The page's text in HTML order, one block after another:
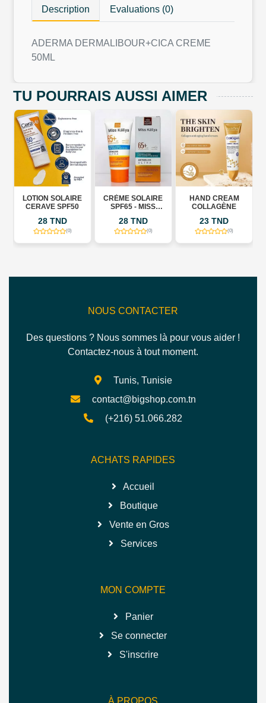
Description Evaluations (0)
ADERMA DERMALIBOUR+CICA CREME
50ML
TU POURRAIS AUSSI AIMER
LOTION SOLAIRE
CERAVE SPF50
28 TND
(0)
CRÈME SOLAIRE
SPF65 - MISS
28 TND
(0)
HAND CREAM
COLLAGÈNE
23 TND
(0)
NOUS CONTACTER
Des questions ? Nous sommes là pour vous aider !
Contactez-nous à tout moment.
Tunis, Tunisie
contact@bigshop.com.tn
(+216) 51.066.282
ACHATS RAPIDES
Accueil
Boutique
Vente en Gros
Services
MON COMPTE
Panier
Se connecter
S'inscrire